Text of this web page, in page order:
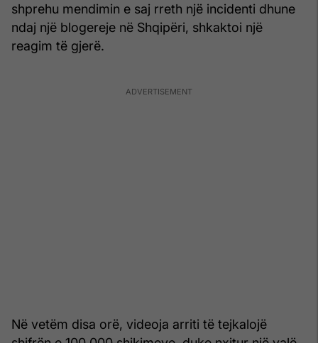
shprehu mendimin e saj rreth një incidenti dhune
ndaj një blogereje në Shqipëri, shkaktoi një
reagim të gjerë.
Në vetëm disa orë, videoja arriti të tejkalojë